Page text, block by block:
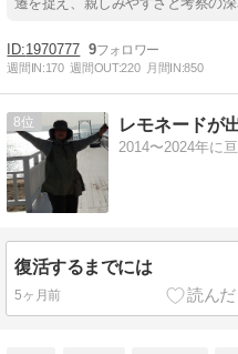
1970777 9
週間IN:170 週間OUT:220 月間IN:850
8 レモネードが
2014〜2024年に
復活するまでには
5ヶ月前